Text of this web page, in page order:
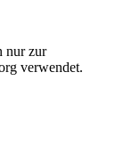
nur zur
verwendet.